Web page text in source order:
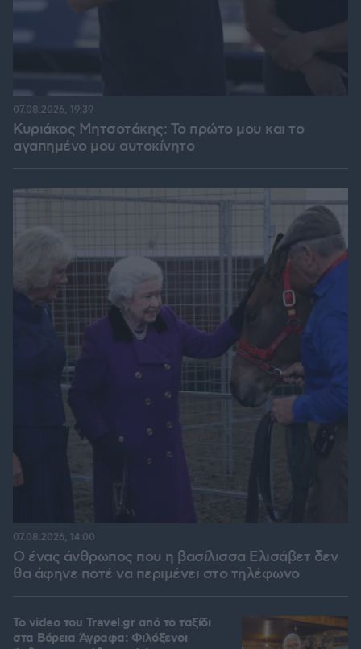
Κυριάκος Μητσοτάκης: Το πρώτο μου και το
αγαπημένο μου αυτοκίνητο
07.08.2026, 19:39
Ο ένας άνθρωπος που η βασίλισσα Ελισάβετ δεν
θα άφηνε ποτέ να περιμένει στο τηλέφωνο
07.08.2026, 14:00
To video του Travel.gr από το ταξίδι
στα Βόρεια Άγραφα: Φιλόξενοι